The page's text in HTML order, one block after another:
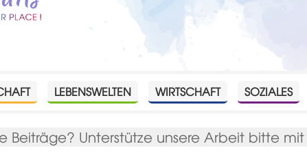
LEBENSWELTEN WIRTSCHAFT SOZIALES
Beiträge? Unterstütze unsere Arbeit bitte